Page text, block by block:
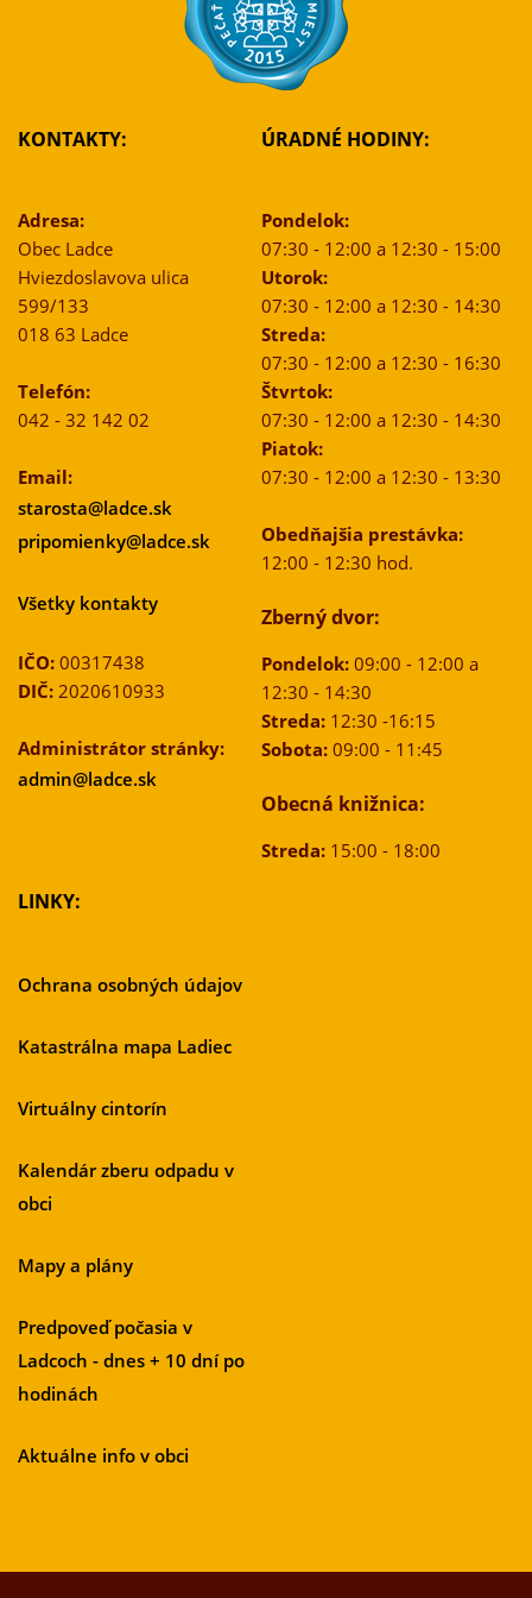
KONTAKTY:
Adresa:
Obec Ladce
Hviezdoslavova ulica
599/133
018 63 Ladce
Telefón:
042 - 32 142 02
Email:
starosta@ladce.sk
pripomienky@ladce.sk
Všetky kontakty
IČO: 00317438
DIČ: 2020610933
Administrátor stránky:
admin@ladce.sk
ÚRADNÉ HODINY:
Pondelok:
07:30 - 12:00 a 12:30 - 15:00
Utorok:
07:30 - 12:00 a 12:30 - 14:30
Streda:
07:30 - 12:00 a 12:30 - 16:30
Štvrtok:
07:30 - 12:00 a 12:30 - 14:30
Piatok:
07:30 - 12:00 a 12:30 - 13:30
Obedňajšia prestávka:
12:00 - 12:30 hod.
Zberný dvor:
Pondelok:09:00 - 12:00 a
12:30 - 14:30
Streda:12:30 -16:15
Sobota:09:00 - 11:45
Obecná knižnica:
Streda:15:00 - 18:00
LINKY:
Ochrana osobných údajov
Katastrálna mapa Ladiec
Virtuálny cintorín
Kalendár zberu odpadu v
obci
Mapy a plány
Predpoveď počasia v
Ladcoch - dnes + 10 dní po
hodinách
Aktuálne info v obci